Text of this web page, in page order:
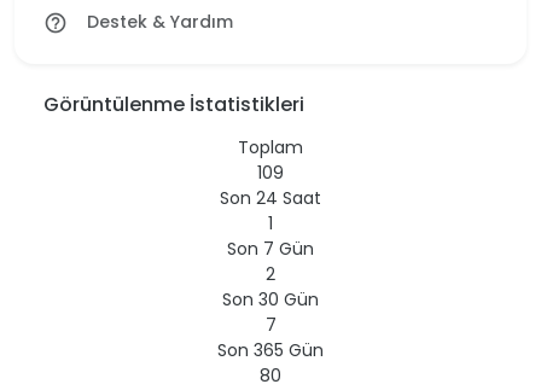
help_outline Destek & Yardım
Görüntülenme İstatistikleri
Toplam
109
Son 24 Saat
1
Son 7 Gün
2
Son 30 Gün
7
Son 365 Gün
80